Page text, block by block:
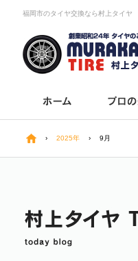
福岡市のタイヤ交換なら村上タイヤ
› 2025年 › 9月